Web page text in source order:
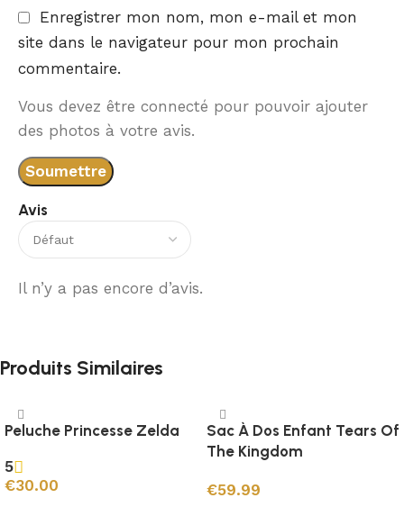
Avis
Il n’y a pas encore d’avis.
Enregistrer mon nom, mon e-mail et mon
site dans le navigateur pour mon prochain
commentaire.
Vous devez être connecté pour pouvoir ajouter
des photos à votre avis.
Produits Similaires
Peluche Princesse Zelda
5
€30.00
Sac À Dos Enfant Tears Of
The Kingdom
€59.99